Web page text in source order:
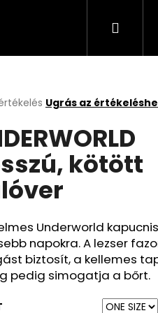
Ugrás az
kötött
Underworld
napokra. A lezser
biztosít, a kellemes
pedig simogatja a bőrt.